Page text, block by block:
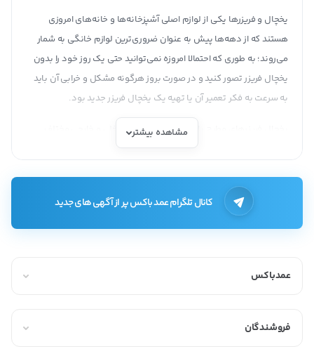
یخچال و فریزرها یکی از لوازم اصلی آشپزخانه‌ها و خانه‌های امروزی
هستند که از دهه‌ها پیش به عنوان ضروری‌ترین لوازم خانگی به شمار
می‌روند؛ به طوری که احتمالا امروزه نمی‌توانید حتی یک روز خود را بدون
یخچال فریزر تصور کنید و در صورت بروز هرگونه مشکل و خرابی آن باید
به سرعت به فکر تعمیر آن یا تهیه یک یخچال فریزر جدید بود.
یخچال فریزرهای مطرح بازار در انواع برندهای داخلی و خارجی مختلف
شامل سامسونگ، ال جی، دوو، جنرال، اسنوا، امرسان، پارس، هیمالیا،
نسبت به مدل، امکانات، اندازه و فوت، کیفیت و برند دارای قیمت
متفاوتی نیز هستند.
همانطور که گفته شد امروزه یخچال فریزرها در انواع بسیار متنوعی در
مشاهده بیشتر
کانال تلگرام عمد باکس پر از آگهی های جدید
عمدباکس
فروشندگان